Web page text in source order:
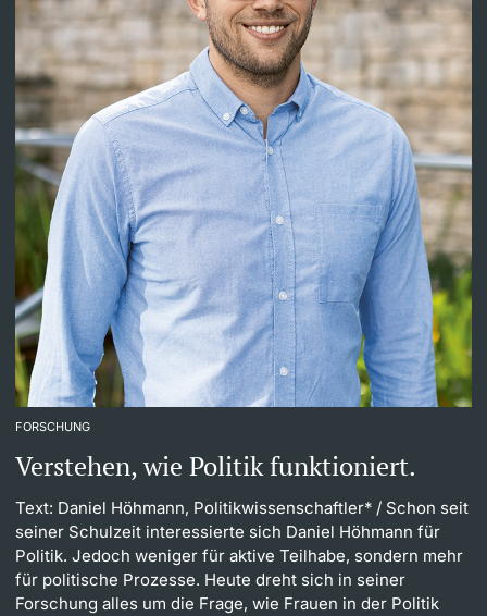
FORSCHUNG
Verstehen, wie Politik funktioniert.
Text: Daniel Höhmann, Politikwissenschaftler* / Schon seit
seiner Schulzeit interessierte sich Daniel Höhmann für
Politik. Jedoch weniger für aktive Teilhabe, sondern mehr
für politische Prozesse. Heute dreht sich in seiner
Forschung alles um die Frage, wie Frauen in der Politik